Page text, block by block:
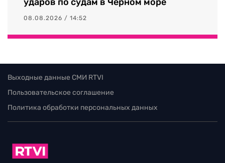
08.08.2026 / 14:52
Выходные данные СМИ RTVI
Пользовательское соглашение
Политика обработки персональных данных